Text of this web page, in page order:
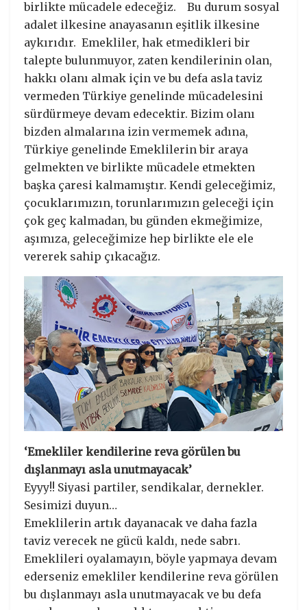
birlikte mücadele edeceğiz. Bu durum sosyal
adalet ilkesine anayasanın eşitlik ilkesine
aykırıdır. Emekliler, hak etmedikleri bir
talepte bulunmuyor, zaten kendilerinin olan,
hakkı olanı almak için ve bu defa asla taviz
vermeden Türkiye genelinde mücadelesini
sürdürmeye devam edecektir. Bizim olanı
bizden almalarına izin vermemek adına,
Türkiye genelinde Emeklilerin bir araya
gelmekten ve birlikte mücadele etmekten
başka çaresi kalmamıştır. Kendi geleceğimiz,
çocuklarımızın, torunlarımızın geleceği için
çok geç kalmadan, bu günden ekmeğimize,
aşımıza, geleceğimize hep birlikte ele ele
vererek sahip çıkacağız.
‘Emekliler kendilerine reva görülen bu
dışlanmayı asla unutmayacak’
Eyyy!! Siyasi partiler, sendikalar, dernekler.
Sesimizi duyun…
Emeklilerin artık dayanacak ve daha fazla
taviz verecek ne gücü kaldı, nede sabrı.
Emeklileri oyalamayın, böyle yapmaya devam
ederseniz emekliler kendilerine reva görülen
bu dışlanmayı asla unutmayacak ve bu defa